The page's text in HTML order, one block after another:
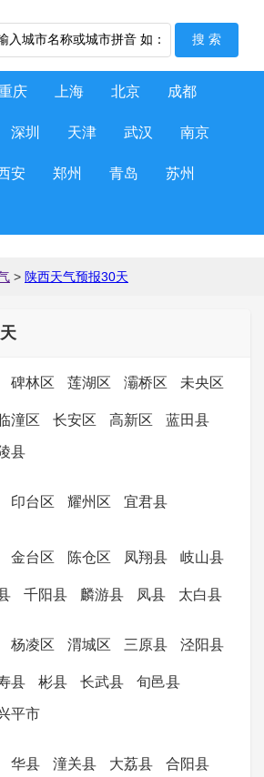
庆 上海 北京 成都
深圳 天津 武汉 南京
安 郑州 青岛 苏州
> 陕西天气预报30天
碑林区 莲湖区 灞桥区 未央区
潼区 长安区 高新区 蓝田县
县
印台区 耀州区 宜君县
金台区 陈仓区 凤翔县 岐山县
千阳县 麟游县 凤县 太白县
杨凌区 渭城区 三原县 泾阳县
县 彬县 长武县 旬邑县
平市
华县 潼关县 大荔县 合阳县